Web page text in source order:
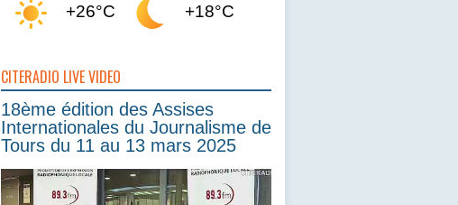
+26°C +18°C
CITERADIO LIVE VIDEO
18ème édition des Assises
Internationales du Journalisme de
Tours du 11 au 13 mars 2025